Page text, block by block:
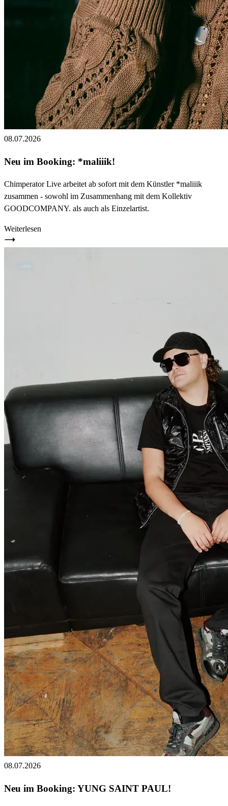
08.07.2026
Neu im Booking: *maliiik!
Chimperator Live arbeitet ab sofort mit dem Künstler *maliiik
zusammen - sowohl im Zusammenhang mit dem Kollektiv
GOODCOMPANY. als auch als Einzelartist.
Weiterlesen
08.07.2026
Neu im Booking: YUNG SAINT PAUL!